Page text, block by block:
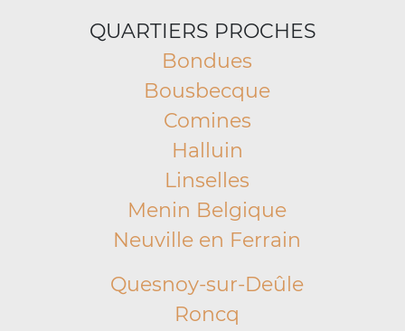
QUARTIERS PROCHES
Bondues
Bousbecque
Comines
Halluin
Linselles
Menin Belgique
Neuville en Ferrain
Quesnoy-sur-Deûle
Roncq